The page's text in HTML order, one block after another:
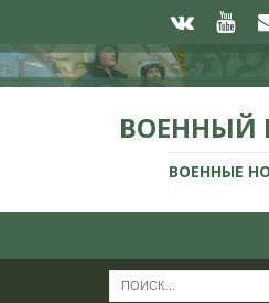
ВОЕННЫЙ
ВОЕННЫЕ